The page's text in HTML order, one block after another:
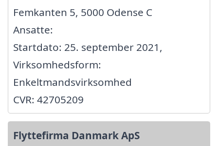
Femkanten 5, 5000 Odense C
Ansatte:
Startdato: 25. september 2021,
Virksomhedsform:
Enkeltmandsvirksomhed
CVR: 42705209
Flyttefirma Danmark ApS